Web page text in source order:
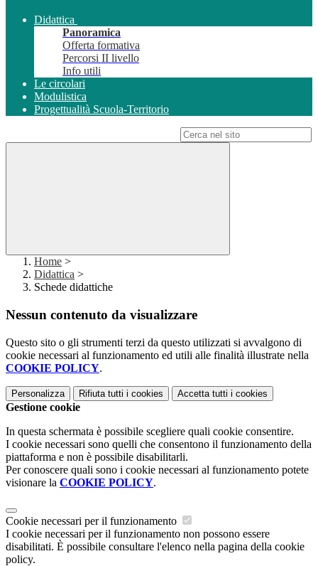
Didattica
Panoramica
Offerta formativa
Percorsi II livello
Info utili
Le circolari
Modulistica
Progettualità Scuola-Territorio
Home >
Didattica >
Schede didattiche
Nessun contenuto da visualizzare
Questo sito o gli strumenti terzi da questo utilizzati si avvalgono di
cookie necessari al funzionamento ed utili alle finalità illustrate nella
COOKIE POLICY.
Personalizza Rifiuta tutti i cookies Accetta tutti i cookies
Gestione cookie
In questa schermata è possibile scegliere quali cookie consentire.
I cookie necessari sono quelli che consentono il funzionamento della
piattaforma e non è possibile disabilitarli.
Per conoscere quali sono i cookie necessari al funzionamento potete
visionare la COOKIE POLICY.
Cookie necessari per il funzionamento
I cookie necessari per il funzionamento non possono essere
disabilitati. È possibile consultare l'elenco nella pagina della cookie
policy.